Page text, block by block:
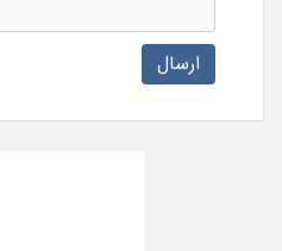
ارسال